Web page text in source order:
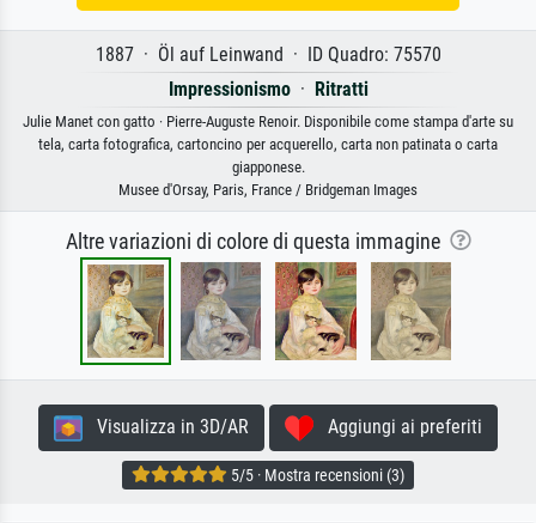
1887 · Öl auf Leinwand · ID Quadro: 75570
Impressionismo· Ritratti
Julie Manet con gatto · Pierre-Auguste Renoir. Disponibile come stampa d'arte su
tela, carta fotografica, cartoncino per acquerello, carta non patinata o carta
giapponese.
Musee d'Orsay, Paris, France / Bridgeman Images
Altre variazioni di colore di questa immagine
Visualizza in 3D/AR Aggiungi ai preferiti
5/5 · Mostra recensioni (3)